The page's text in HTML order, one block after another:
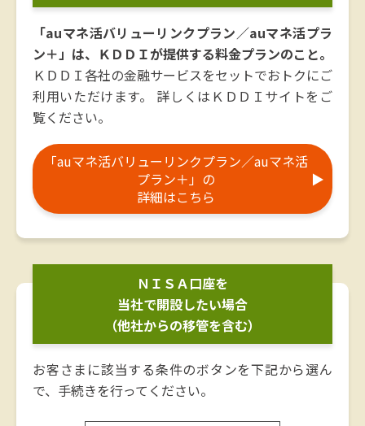
「auマネ活バリューリンクプラン／auマネ活プラ
ン＋」は、ＫＤＤＩが提供する料金プランのこと。
ＫＤＤＩ各社の金融サービスをセットでおトクにご
利用いただけます。
詳しくはＫＤＤＩサイトをご
覧ください。
「auマネ活バリューリンクプラン／auマネ活
プラン＋」の
詳細はこちら
▶
ＮＩＳＡ口座を
当社で開設したい場合
（他社からの移管を含む）
お客さまに該当する条件のボタンを下記から選ん
で、手続きを行ってください。